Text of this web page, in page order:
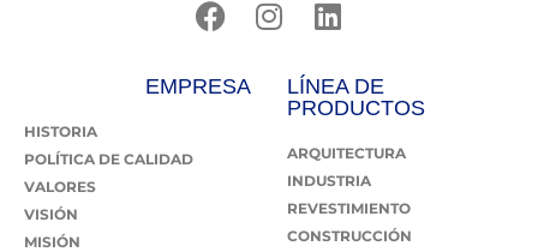
EMPRESA
HISTORIA
POLÍTICA DE CALIDAD
VALORES
VISIÓN
MISIÓN
LÍNEA DE
PRODUCTOS
ARQUITECTURA
INDUSTRIA
REVESTIMIENTO
CONSTRUCCIÓN